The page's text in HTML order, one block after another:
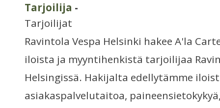
Tarjoilija -
Tarjoilijat
Ravintola Vespa Helsinki hakee A'la
iloista ja myyntihenkistä tarjoilijaa
Helsingissä. Hakijalta edellytämme
asiakaspalvelutaitoa,